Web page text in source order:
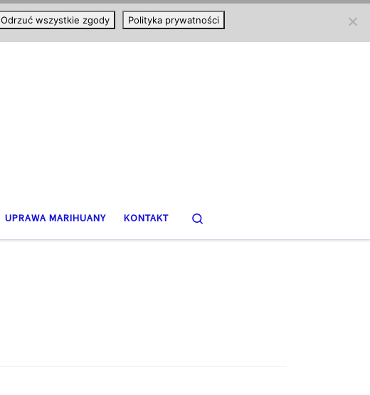
UPRAWA MARIHUANY KONTAKT
Odrzuć wszystkie zgody Polityka prywatności